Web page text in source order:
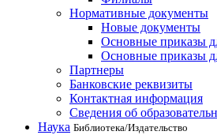
Нормативные документы
Новые документы
Основные приказы
Основные приказы
Партнеры
Банковские реквизиты
Контактная информация
Сведения об
Наука Библиотека/Издательство